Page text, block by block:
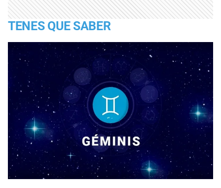
TENES QUE SABER